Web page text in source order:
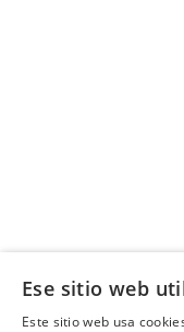
Ese sitio web
Este sitio web usa